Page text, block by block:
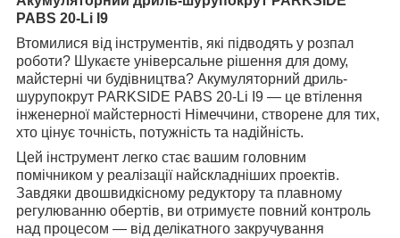
PABS 20-Li I9
Втомилися від інструментів, які підводять у розпал
роботи? Шукаєте універсальне рішення для дому,
майстерні чи будівництва? Акумуляторний дриль-
шурупокрут PARKSIDE PABS 20-Li I9 — це втілення
інженерної майстерності Німеччини, створене для тих,
хто цінує точність, потужність та надійність.
Цей інструмент легко стає вашим головним
помічником у реалізації найскладніших проектів.
Завдяки двошвидкісному редуктору та плавному
регулюванню обертів, ви отримуєте повний контроль
над процесом — від делікатного закручування